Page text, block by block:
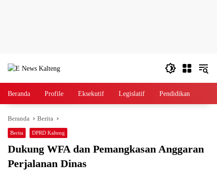
Beranda Profile Eksekutif Legislatif Pendidikan
Beranda Berita
Berita DPRD Kalteng
Dukung WFA dan Pemangkasan Anggaran
Perjalanan Dinas